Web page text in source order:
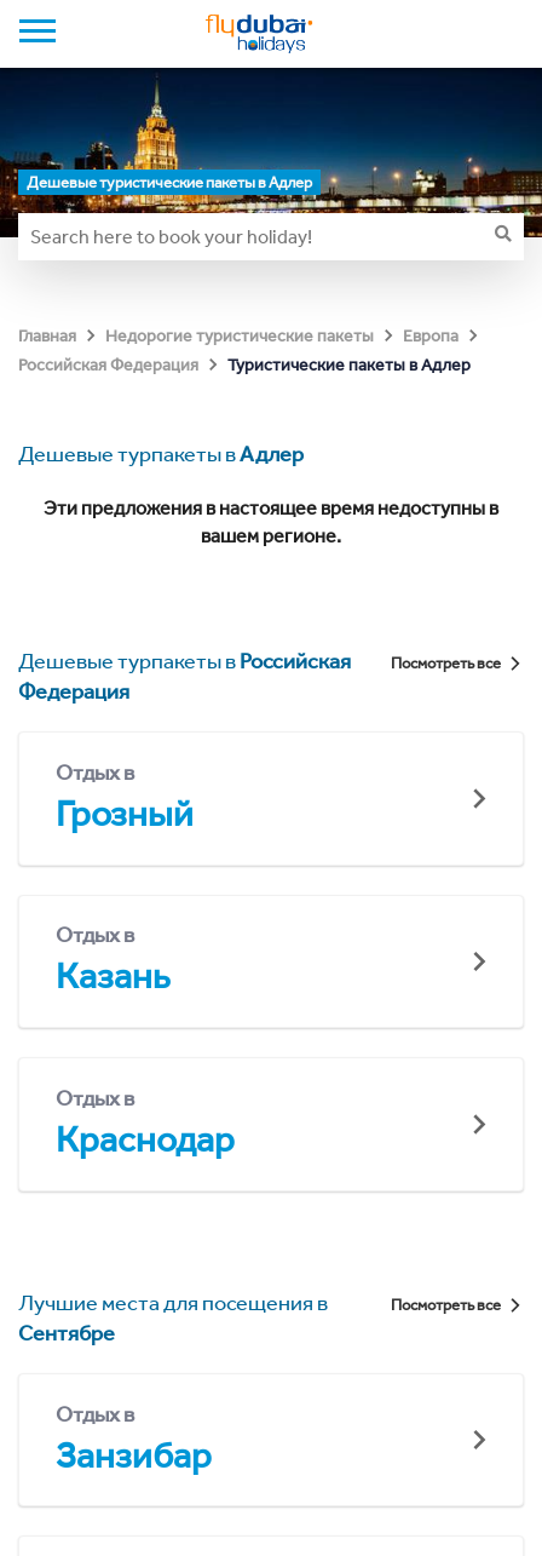
Дешевые туристические пакеты в Адлер
Главная Недорогие туристические пакеты
Европа
Российская Федерация
Туристические пакеты в Адлер
Дешевые турпакеты вАдлер
Эти предложения в настоящее время недоступны в
вашем регионе.
Дешевые турпакеты вРоссийская
Федерация
Посмотреть все
Отдых в
Грозный
Отдых в
Казань
Отдых в
Краснодар
Лучшие места для посещения в
Сентябре
Посмотреть все
Отдых в
Занзибар